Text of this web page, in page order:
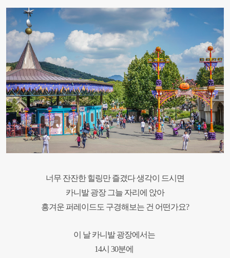
너무 잔잔한 힐링만 즐겼다 생각이 드시면
카니발 광장 그늘 자리에 앉아
흥겨운 퍼레이드도 구경해보는 건 어떤가요?
이 날 카니발 광장에서는
14시 30분에